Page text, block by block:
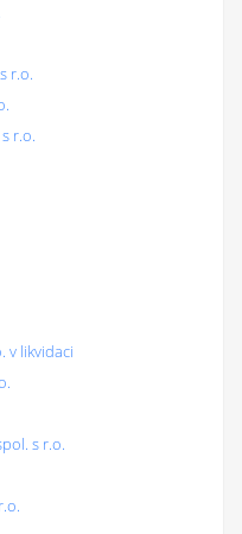
r.o.
r.o.
v likvidaci
s r.o.